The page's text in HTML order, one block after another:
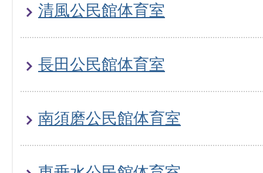
清風公民館体育室
長田公民館体育室
南須磨公民館体育室